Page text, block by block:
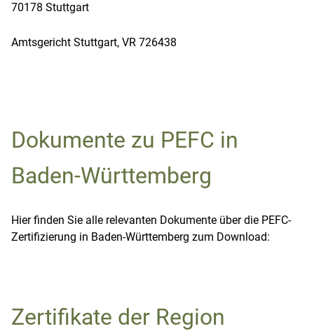
70178 Stuttgart
Amtsgericht Stuttgart, VR 726438
Dokumente zu PEFC in
Baden-Württemberg
Hier finden Sie alle relevanten Dokumente über die PEFC-
Zertifizierung in Baden-Württemberg zum Download:
Zertifikate der Region